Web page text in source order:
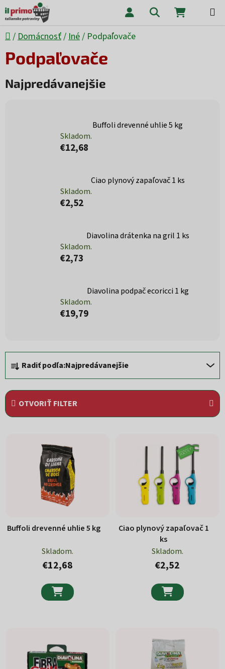
Prejsť na obsah Hľadať
Domov
/ Domácnosť/ Iné/ Podpaľovače
Podpaľovače
Najpredávanejšie
Buffoli drevenné uhlie 5 kg
Skladom.
€12,68
Ciao plynový zapaľovač 1 ks
Skladom.
€2,52
Diavolina drátenka na gril 1 ks
Skladom.
€2,73
Diavolina podpač ecoricci 1 kg
Skladom.
€19,79
Radiť podľa:Najpredávanejšie
OTVORIŤ FILTER
Buffoli drevenné uhlie 5 kg
Skladom.
€12,68

Ciao plynový zapaľovač 1
ks
Skladom.
€2,52
